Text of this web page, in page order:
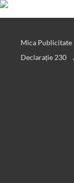
Mica Publicitate
Declarație 230